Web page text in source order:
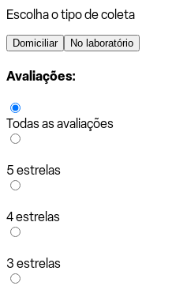
Escolha o tipo de coleta
Domiciliar No laboratório
Avaliações:
Todas as avaliações
5 estrelas
4 estrelas
3 estrelas